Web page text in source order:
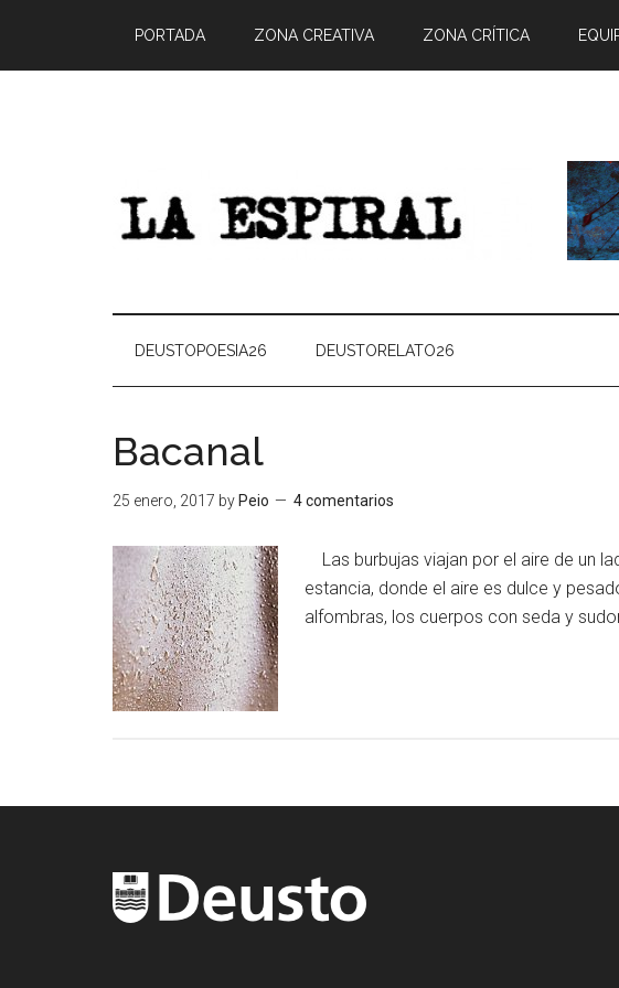
PORTADA ZONA CREATIVA ZONA CRÍTICA
DEUSTOPOESIA26 DEUSTORELATO26
Bacanal
25 enero, 2017 by Peio 4 comentarios
Las burbujas viajan por el aire de un
estancia, donde el aire es dulce y
alfombras, los cuerpos con seda y